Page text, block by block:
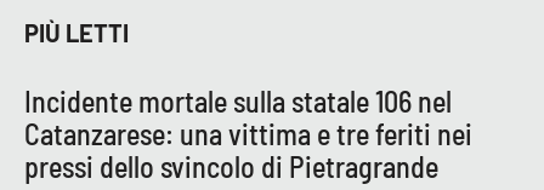
Parchi Marini Calabria
Imprese Di Calabria
PIÙ LETTI
Incidente mortale sulla statale 106 nel
Catanzarese: una vittima e tre feriti nei
pressi dello svincolo di Pietragrande